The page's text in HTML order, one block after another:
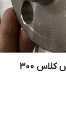
فلنج "4 /3 ساکت ولد دابلکس ریس فیس کلاس 300